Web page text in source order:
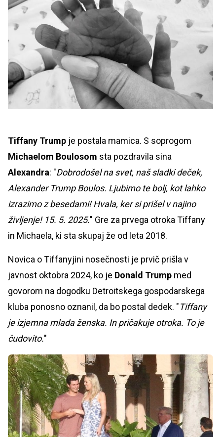
Tiffany Trump je postala mamica. S soprogom
Michaelom Boulosom sta pozdravila sina
Alexandra: "Dobrodošel na svet, naš sladki deček,
Alexander Trump Boulos. Ljubimo te bolj, kot lahko
izrazimo z besedami! Hvala, ker si prišel v najino
življenje! 15. 5. 2025." Gre za prvega otroka Tiffany
in Michaela, ki sta skupaj že od leta 2018.
Novica o Tiffanyjini nosečnosti je prvič prišla v
javnost oktobra 2024, ko je Donald Trump med
govorom na dogodku Detroitskega gospodarskega
kluba ponosno oznanil, da bo postal dedek. "Tiffany
je izjemna mlada ženska. In pričakuje otroka. To je
čudovito."